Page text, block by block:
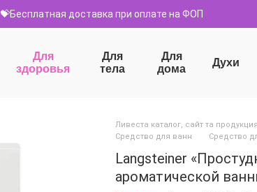
💝Бесплатная доставка при оплате на ФОП
Для
здоровья
Для
тела
Для
дома
Духи
Ливеста каталог, сайт та
Средство для ванн
Средство
Langsteiner
ароматической